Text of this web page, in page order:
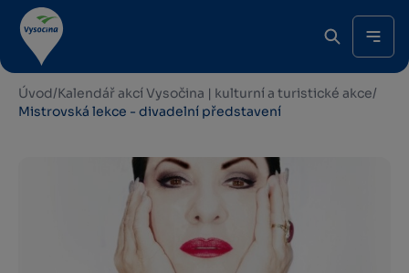
Úvod/Kalendář akcí Vysočina | kulturní a turistické akce/
Mistrovská lekce - divadelní představení